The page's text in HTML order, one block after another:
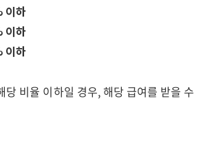
이하
이하
이하
비율 이하일 경우, 해당 급여를 받을 수